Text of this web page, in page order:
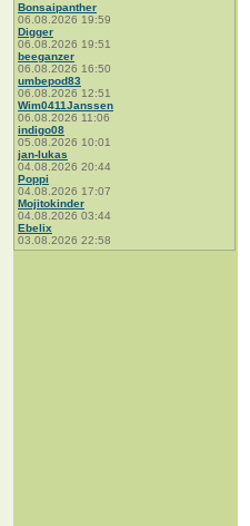
Bonsaipanther
06.08.2026 19:59
Digger
06.08.2026 19:51
beeganzer
06.08.2026 16:50
umbepod83
06.08.2026 12:51
Wim0411Janssen
06.08.2026 11:06
indigo08
05.08.2026 10:01
jan-lukas
04.08.2026 20:44
Poppi
04.08.2026 17:07
Mojitokinder
04.08.2026 03:44
Ebelix
03.08.2026 22:58